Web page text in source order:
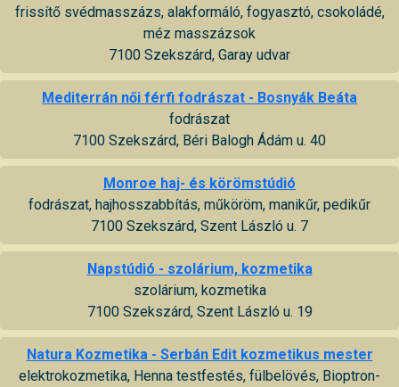
frissítő svédmasszázs, alakformáló, fogyasztó, csokoládé,
méz masszázsok
7100 Szekszárd, Garay udvar
Mediterrán női férfi fodrászat - Bosnyák Beáta
fodrászat
7100 Szekszárd, Béri Balogh Ádám u. 40
Monroe haj- és körömstúdió
fodrászat, hajhosszabbítás, műköröm, manikűr, pedikűr
7100 Szekszárd, Szent László u. 7
Napstúdió - szolárium, kozmetika
szolárium, kozmetika
7100 Szekszárd, Szent László u. 19
Natura Kozmetika - Serbán Edit kozmetikus mester
elektrokozmetika, Henna testfestés, fülbelövés, Bioptron-